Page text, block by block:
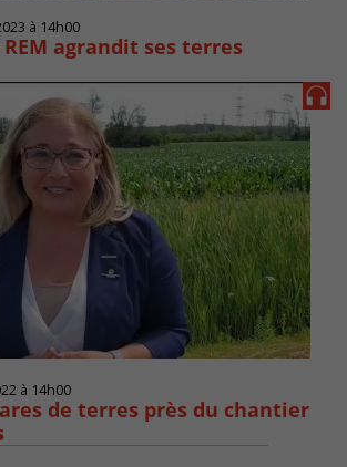
à 14h00
agrandit ses terres
à 14h00
de terres près du chantier